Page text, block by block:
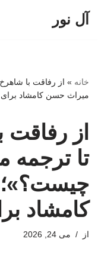
آل نور
خانه » از رفاقت با
میراث حسن کامشاد
از
تا ترجمه
کامشاد
از می 24, 2026